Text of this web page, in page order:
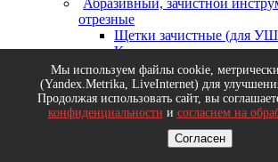
Абразивный, зачистной
отрезные
Щетки зачистные (для
Круги зачистные и
Круги шлифовальные
Бумага наждачная, ленты,
шлифовальные
Еще
Деревообрабатывающий
Мы используем файлы cookie,
(Yandex.Metrika, LiveInternet) для
Продолжая использовать сайт, вы
конфиденциальности и согласием на
Согласен